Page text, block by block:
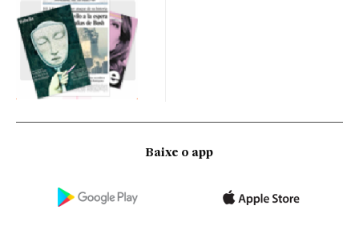
Baixe o app